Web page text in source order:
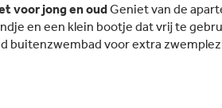
voor jong en oudGeniet van de
en een klein bootje dat vrij te
buitenzwembad voor extra